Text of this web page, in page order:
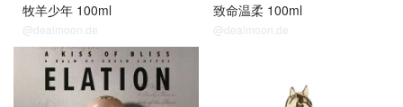
牧羊少年 100ml
@dealmoon.de
致命温柔 100ml
@dealmoon.de